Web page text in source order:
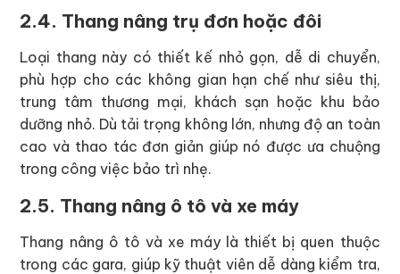
2.4. Thang nâng trụ đơn hoặc đôi
Loại thang này có thiết kế nhỏ gọn, dễ di chuyển,
phù hợp cho các không gian hạn chế như siêu thị,
trung tâm thương mại, khách sạn hoặc khu bảo
dưỡng nhỏ. Dù tải trọng không lớn, nhưng độ an toàn
cao và thao tác đơn giản giúp nó được ưa chuộng
trong công việc bảo trì nhẹ.
2.5. Thang nâng ô tô và xe máy
Thang nâng ô tô và xe máy là thiết bị quen thuộc
trong các gara, giúp kỹ thuật viên dễ dàng kiểm tra,